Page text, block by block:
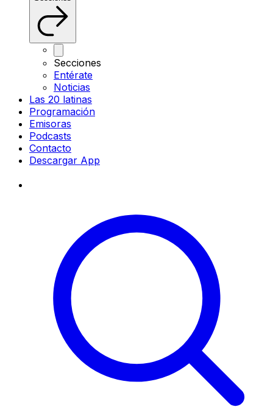
Secciones
Entérate
Noticias
Las 20 latinas
Programación
Emisoras
Podcasts
Contacto
Descargar App